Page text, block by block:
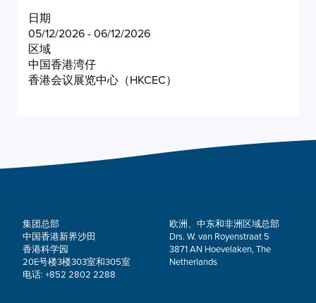
日期
05/12/2026 - 06/12/2026
区域
中国香港湾仔
香港会议展览中心（HKCEC）
集团总部
中国香港新界沙田
香港科学园
20E号楼3楼303室和305室
电话: +852 2802 2288
欧洲、中东和非洲区域总部
Drs. W. van Royenstraat 5
3871 AN Hoevelaken, The
Netherlands